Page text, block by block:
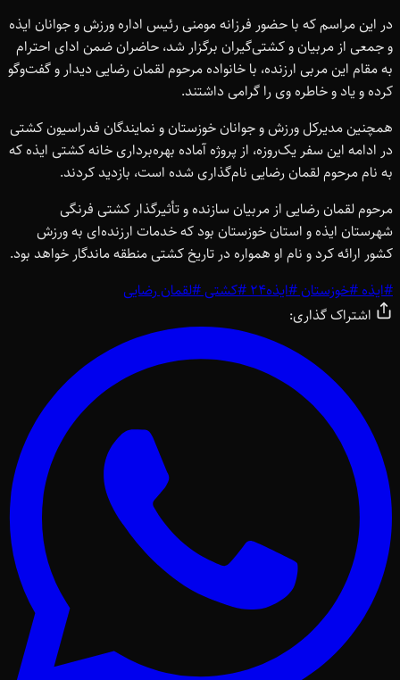
در این مراسم که با حضور فرزانه مومنی رئیس اداره ورزش و جوانان ایذه
و جمعی از مربیان و کشتی‌گیران برگزار شد، حاضران ضمن ادای احترام
به مقام این مربی ارزنده، با خانواده مرحوم لقمان رضایی دیدار و گفت‌وگو
کرده و یاد و خاطره وی را گرامی داشتند.
همچنین مدیرکل ورزش و جوانان خوزستان و نمایندگان فدراسیون کشتی
در ادامه این سفر یک‌روزه، از پروژه آماده بهره‌برداری خانه کشتی ایذه که
به نام مرحوم لقمان رضایی نام‌گذاری شده است، بازدید کردند.
مرحوم لقمان رضایی از مربیان سازنده و تأثیرگذار کشتی فرنگی
شهرستان ایذه و استان خوزستان بود که خدمات ارزنده‌ای به ورزش
کشور ارائه کرد و نام او همواره در تاریخ کشتی منطقه ماندگار خواهد بود.
#ایذه#خوزستان#ایذه24 #کشتی#لقمان رضایی
اشتراک گذاری: